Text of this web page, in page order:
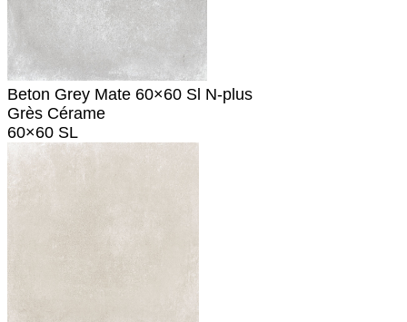
Beton Grey Mate 60×60 Sl N-plus
Grès Cérame
60×60 SL